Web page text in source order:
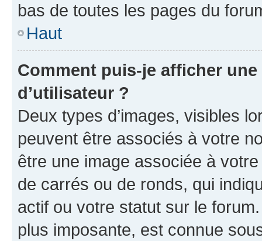
bas de toutes les pages du
Haut
Comment puis-je afficher
d’utilisateur ?
Deux types d’images, visibles
peuvent être associés à votre
être une image associée à
de carrés ou de ronds, qui
actif ou votre statut sur le
plus imposante, est connue